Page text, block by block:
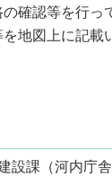
確認等を行っ
地図上に記載
課（河内庁